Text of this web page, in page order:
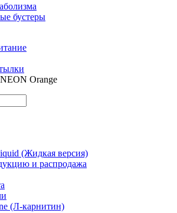
бустеры
Orange
(Жидкая версия)
и распродажа
(Л-карнитин)